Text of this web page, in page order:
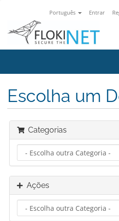
Português Entrar
Escolha um
Categorias
Ações